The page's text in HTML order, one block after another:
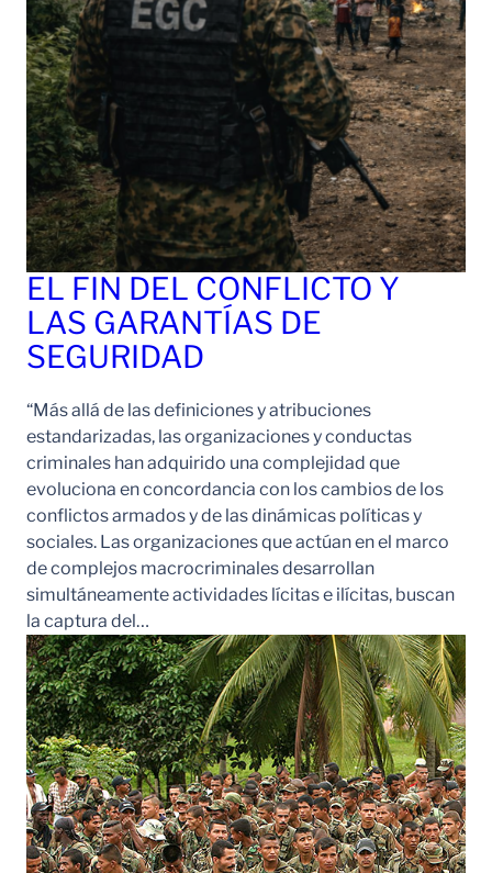
EL FIN DEL CONFLICTO Y
LAS GARANTÍAS DE
SEGURIDAD
“Más allá de las definiciones y atribuciones
estandarizadas, las organizaciones y conductas
criminales han adquirido una complejidad que
evoluciona en concordancia con los cambios de los
conflictos armados y de las dinámicas políticas y
sociales. Las organizaciones que actúan en el marco
de complejos macrocriminales desarrollan
simultáneamente actividades lícitas e ilícitas, buscan
la captura del…